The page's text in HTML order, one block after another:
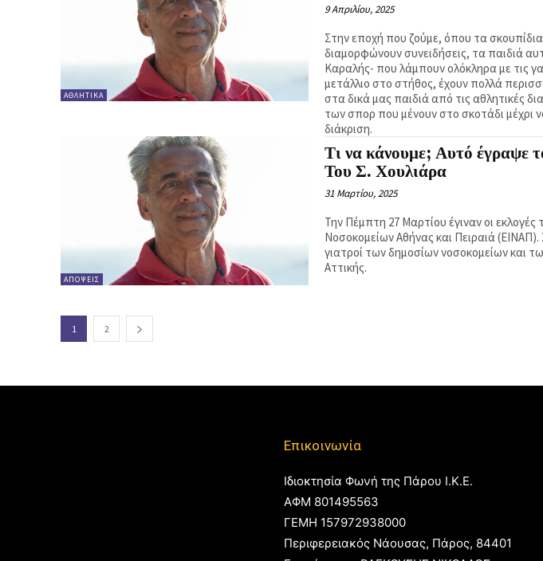
ΑΘΛΗΤΙΚΆ
9 Απριλίου, 2025
Στην εποχή που ζούμε, όπου τα
διαμορφώνουν συνειδήσεις, τα παιδιά
Καραλής- που λάμπουν ολόκληρα με τις
μετάλλιο στο στήθος, έχουν πολλά
στα δικά μας παιδιά από τις αθλητικές
των σπορ που μένουν στο σκοτάδι μέχρι
διάκριση.
ΑΠΌΨΕΙΣ
Τι να κάνουμε; Αυτό έγραψε
Του Σ. Χουλιάρα
31 Μαρτίου, 2025
Την Πέμπτη 27 Μαρτίου έγιναν οι
Νοσοκομείων Αθήνας και Πειραιά (ΕΙΝΑΠ).
γιατροί των δημοσίων νοσοκομείων και
Αττικής.
1 2
Επικοινωνία
Ιδιοκτησία Φωνή της Πάρου Ι.Κ.Ε.
ΑΦΜ 801495563
ΓΕΜΗ 157972938000
Περιφερειακός Νάουσας, Πάρος, 84401